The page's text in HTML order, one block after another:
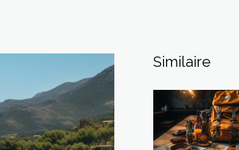
Similaire